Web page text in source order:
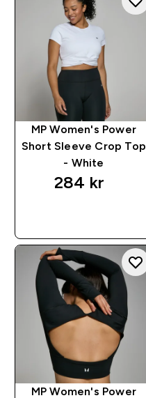
MP Women's Power
Short Sleeve Crop Top
- White
284 kr‎
MP Women's Power